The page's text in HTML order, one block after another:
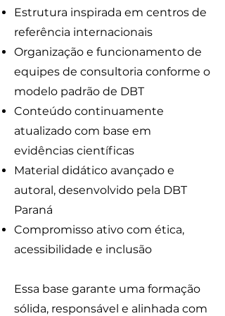
Estrutura inspirada em centros de
referência internacionais
Organização e funcionamento de
equipes de consultoria conforme o
modelo padrão de DBT
Conteúdo continuamente
atualizado com base em
evidências científicas
Material didático avançado e
autoral, desenvolvido pela DBT
Paraná
Compromisso ativo com ética,
acessibilidade e inclusão
Essa base garante uma formação
sólida, responsável e alinhada com